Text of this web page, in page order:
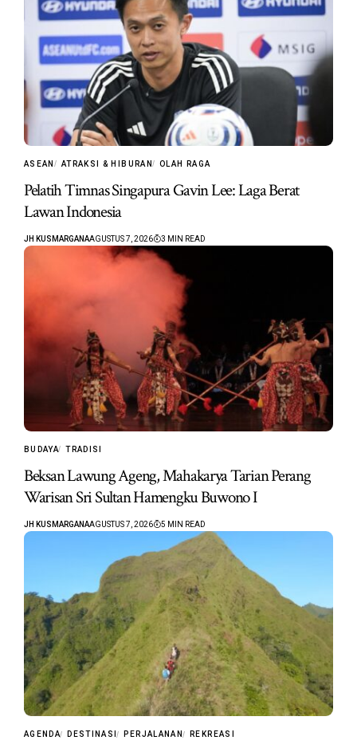
ASEAN ATRAKSI & HIBURAN OLAH RAGA
Pelatih Timnas Singapura Gavin Lee: Laga Berat
Lawan Indonesia
JH KUSMARGANAAGUSTUS 7, 2026 3 MIN READ
BUDAYA TRADISI
Beksan Lawung Ageng, Mahakarya Tarian Perang
Warisan Sri Sultan Hamengku Buwono I
JH KUSMARGANAAGUSTUS 7, 2026 5 MIN READ
AGENDA DESTINASI PERJALANAN REKREASI